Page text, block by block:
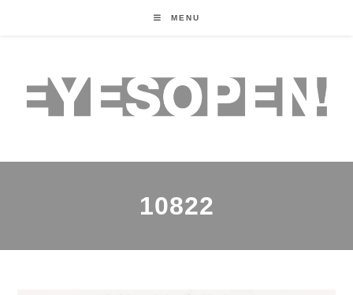
MENU
10822